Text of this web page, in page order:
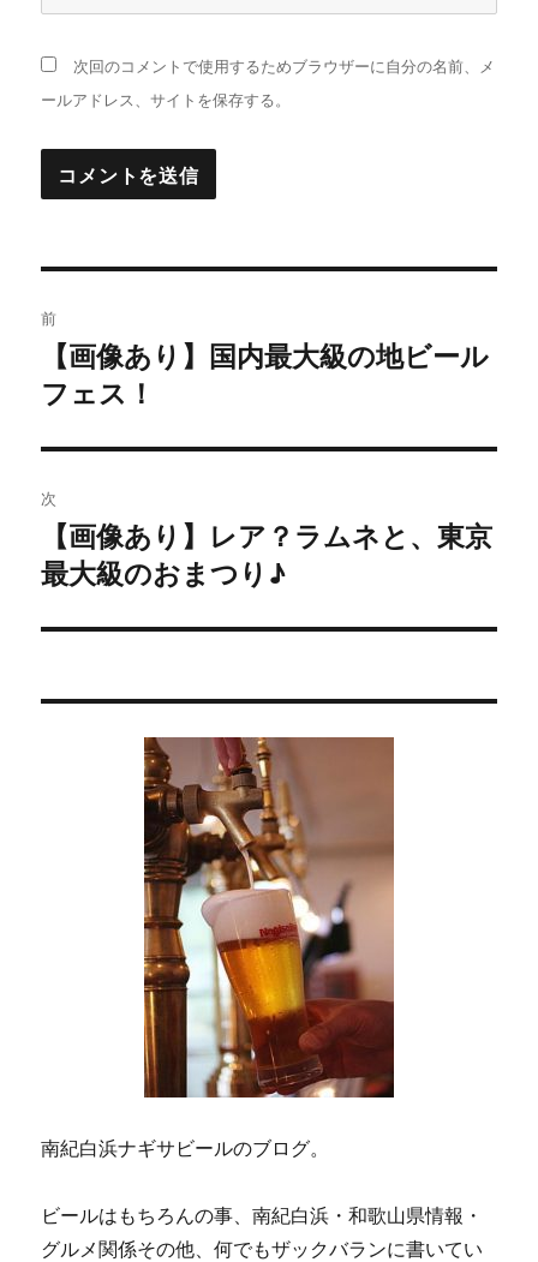
次回のコメントで使用するためブラウザーに自分の名前、メ
ールアドレス、サイトを保存する。
稿
ナ
ビ
ゲ
ー
シ
ン
前
去
投
稿:
【画像あり】国内最大級の地ビール
フェス！
次
の
稿:
【画像あり】レア？ラムネと、東京
最大級のおまつり♪
南紀白浜ナギサビールのブログ。
ビールはもちろんの事、南紀白浜・和歌山県情報・
グルメ関係その他、何でもザックバランに書いてい